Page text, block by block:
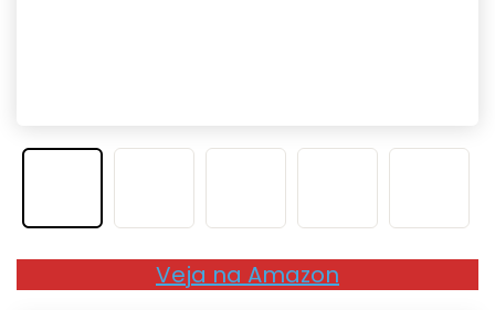
Veja na Amazon